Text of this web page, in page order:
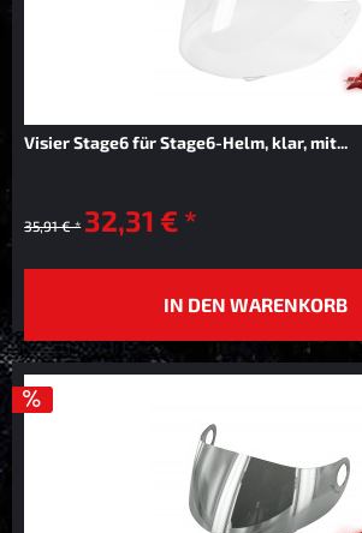
Visier Stage6 für Stage6-Helm, klar, mit...
35,91 € * 32,31 € *
IN DEN WARENKORB